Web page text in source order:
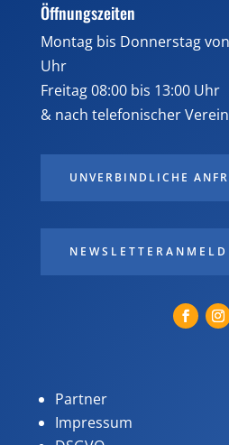
Öffnungszeiten
Montag bis Donnerstag
Uhr
Freitag 08:00 bis 13:00 Uhr
& nach telefonischer
UNVERBINDLICHE
Partner
Impressum